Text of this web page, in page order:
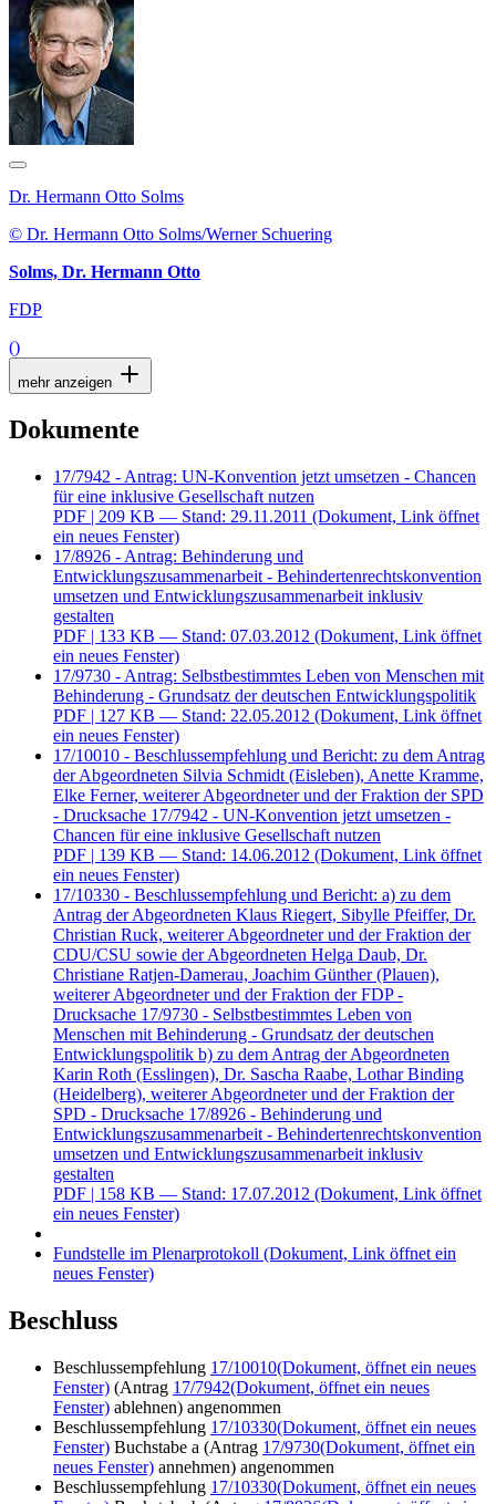
Dr. Hermann Otto Solms
© Dr. Hermann Otto Solms/Werner Schuering
Solms, Dr. Hermann Otto
FDP
()
mehr anzeigen
Dokumente
17/7942 - Antrag: UN-Konvention jetzt umsetzen - Chancen
für eine inklusive Gesellschaft nutzen
PDF | 209 KB — Stand: 29.11.2011 (Dokument, Link öffnet
ein neues Fenster)
17/8926 - Antrag: Behinderung und
Entwicklungszusammenarbeit - Behindertenrechtskonvention
umsetzen und Entwicklungszusammenarbeit inklusiv
gestalten
PDF | 133 KB — Stand: 07.03.2012 (Dokument, Link öffnet
ein neues Fenster)
17/9730 - Antrag: Selbstbestimmtes Leben von Menschen mit
Behinderung - Grundsatz der deutschen Entwicklungspolitik
PDF | 127 KB — Stand: 22.05.2012 (Dokument, Link öffnet
ein neues Fenster)
17/10010 - Beschlussempfehlung und Bericht: zu dem Antrag
der Abgeordneten Silvia Schmidt (Eisleben), Anette Kramme,
Elke Ferner, weiterer Abgeordneter und der Fraktion der SPD
- Drucksache 17/7942 - UN-Konvention jetzt umsetzen -
Chancen für eine inklusive Gesellschaft nutzen
PDF | 139 KB — Stand: 14.06.2012 (Dokument, Link öffnet
ein neues Fenster)
17/10330 - Beschlussempfehlung und Bericht: a) zu dem
Antrag der Abgeordneten Klaus Riegert, Sibylle Pfeiffer, Dr.
Christian Ruck, weiterer Abgeordneter und der Fraktion der
CDU/CSU sowie der Abgeordneten Helga Daub, Dr.
Christiane Ratjen-Damerau, Joachim Günther (Plauen),
weiterer Abgeordneter und der Fraktion der FDP -
Drucksache 17/9730 - Selbstbestimmtes Leben von
Menschen mit Behinderung - Grundsatz der deutschen
Entwicklungspolitik b) zu dem Antrag der Abgeordneten
Karin Roth (Esslingen), Dr. Sascha Raabe, Lothar Binding
(Heidelberg), weiterer Abgeordneter und der Fraktion der
SPD - Drucksache 17/8926 - Behinderung und
Entwicklungszusammenarbeit - Behindertenrechtskonvention
umsetzen und Entwicklungszusammenarbeit inklusiv
gestalten
PDF | 158 KB — Stand: 17.07.2012 (Dokument, Link öffnet
ein neues Fenster)
Fundstelle im Plenarprotokoll (Dokument, Link öffnet ein
neues Fenster)
Beschluss
Beschlussempfehlung 17/10010(Dokument, öffnet ein neues
Fenster) (Antrag 17/7942(Dokument, öffnet ein neues
Fenster) ablehnen) angenommen
Beschlussempfehlung 17/10330(Dokument, öffnet ein neues
Fenster) Buchstabe a (Antrag 17/9730(Dokument, öffnet ein
neues Fenster) annehmen) angenommen
Beschlussempfehlung 17/10330(Dokument, öffnet ein neues